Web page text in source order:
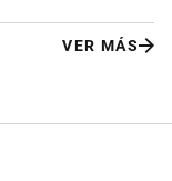
VER MÁS